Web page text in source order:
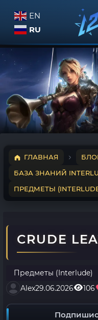
EN
RU
ГЛАВНАЯ
БАЗА ЗНАНИЙ
ПРЕДМЕТЫ
CRUDE
Предметы (Interlude)
Alex29.06.2026 106